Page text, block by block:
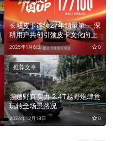
长城皮卡连续27年销量第一 深
耕用户共创引领皮卡文化向上
2025年1月6日 0
强越野真实力 2.4T越野炮肆意
玩转全场景路况
2024年12月18日 0
推荐文章